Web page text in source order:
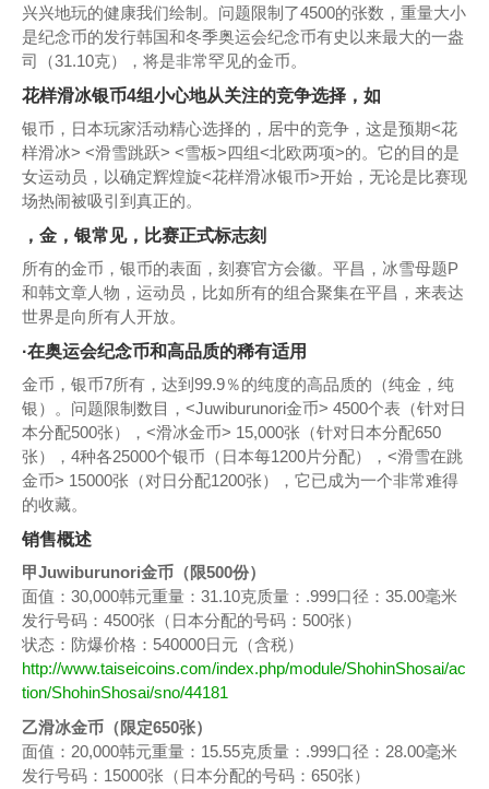
兴兴地玩的健康我们绘制。问题限制了4500的张数，重量大小
是纪念币的发行韩国和冬季奥运会纪念币有史以来最大的一盎
司（31.10克），将是非常罕见的金币。
花样滑冰银币4组小心地从关注的竞争选择，如
银币，日本玩家活动精心选择的，居中的竞争，这是预期<花
样滑冰> <滑雪跳跃> <雪板>四组<北欧两项>的。它的目的是
女运动员，以确定辉煌旋<花样滑冰银币>开始，无论是比赛现
场热闹被吸引到真正的。
，金，银常见，比赛正式标志刻
所有的金币，银币的表面，刻赛官方会徽。平昌，冰雪母题P
和韩文章人物，运动员，比如所有的组合聚集在平昌，来表达
世界是向所有人开放。
·在奥运会纪念币和高品质的稀有适用
金币，银币7所有，达到99.9％的纯度的高品质的（纯金，纯
银）。问题限制数目，<Juwiburunori金币> 4500个表（针对日
本分配500张），<滑冰金币> 15,000张（针对日本分配650
张），4种各25000个银币（日本每1200片分配），<滑雪在跳
金币> 15000张（对日分配1200张），它已成为一个非常难得
的收藏。
销售概述
甲Juwiburunori金币（限500份）
面值：30,000韩元重量：31.10克质量：.999口径：35.00毫米
发行号码：4500张（日本分配的号码：500张）
状态：防爆价格：540000日元（含税）
http://www.taiseicoins.com/index.php/module/ShohinShosai/ac
tion/ShohinShosai/sno/44181
乙滑冰金币（限定650张）
面值：20,000韩元重量：15.55克质量：.999口径：28.00毫米
发行号码：15000张（日本分配的号码：650张）